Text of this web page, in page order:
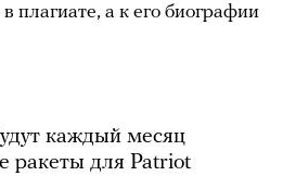
плагиате, а к его биографии
каждый месяц
ракеты для Patriot